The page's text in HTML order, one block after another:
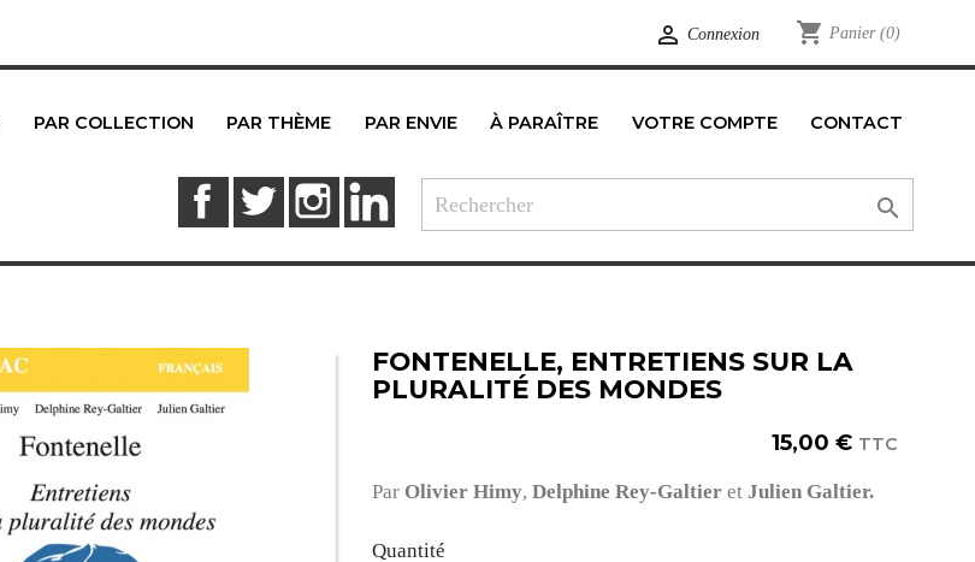
 Connexion shopping_cart Panier (0)
PAR COLLECTION PAR THÈME PAR ENVIE À PARAÎTRE VOTRE COMPTE CONTACT
FacebookTwitter Instagram

FONTENELLE, ENTRETIENS SUR LA
PLURALITÉ DES MONDES
15,00 € TTC
Par Olivier Himy, Delphine Rey-Galtier etJulien Galtier.
Quantité